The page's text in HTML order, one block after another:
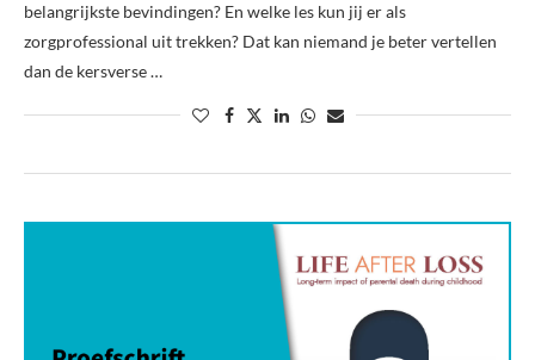
belangrijkste bevindingen? En welke les kun jij er als
zorgprofessional uit trekken? Dat kan niemand je beter vertellen
dan de kersverse …